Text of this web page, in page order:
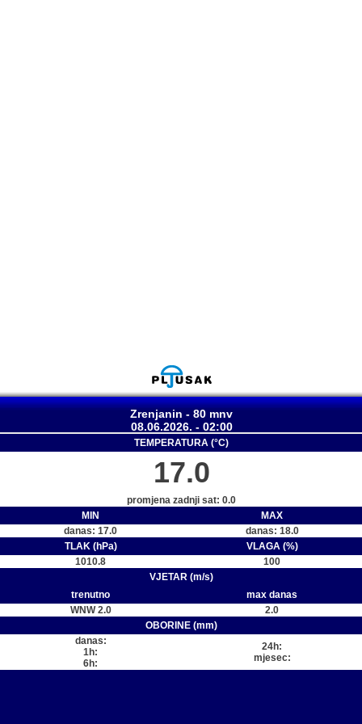
Zrenjanin - 80 mnv
08.06.2026. - 02:00
TEMPERATURA (°C)
17.0
promjena zadnji sat: 0.0
MIN
MAX
danas: 17.0
danas: 18.0
TLAK (hPa)
VLAGA (%)
1010.8
100
VJETAR (m/s)
trenutno
max danas
WNW 2.0
2.0
OBORINE (mm)
danas:
1h:
6h:
24h:
mjesec: